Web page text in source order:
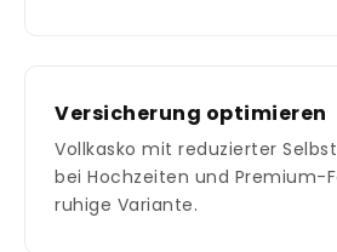
Versicherung optimieren
Vollkasko mit reduzierter
bei Hochzeiten und Premium-
ruhige Variante.